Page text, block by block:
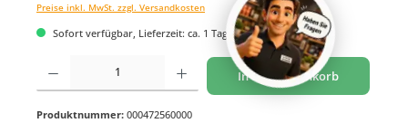
Preise inkl. MwSt. zzgl. Versandkosten
Sofort verfügbar, Lieferzeit: ca. 1 Tag
Produkt Anzahl: Gib den gewünschten Wert ein oder benutze die Schaltflächen um
In den Warenkorb
Produktnummer: 000472560000